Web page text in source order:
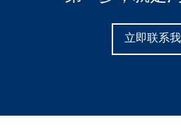
立即联系